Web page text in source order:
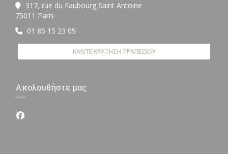
317, rue du Faubourg Saint Antoine
75011 Paris
01 85 15 23 05
ΚΆΝΤΕ ΚΡΆΤΗΣΗ ΤΡΑΠΕΖΙΟΎ
Ακολουθήστε μας
Facebook ((ανοίγει σε νέο παράθυρο))